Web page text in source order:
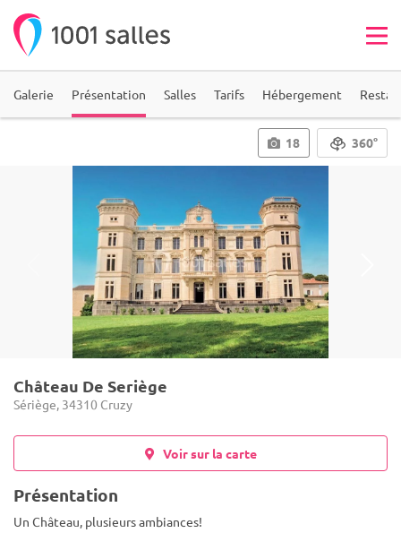
Galerie Présentation Salles Tarifs Hébergement
18 360°
Château De Seriège
Sériège, 34310 Cruzy
Voir sur la carte
Présentation
Un Château, plusieurs ambiances!